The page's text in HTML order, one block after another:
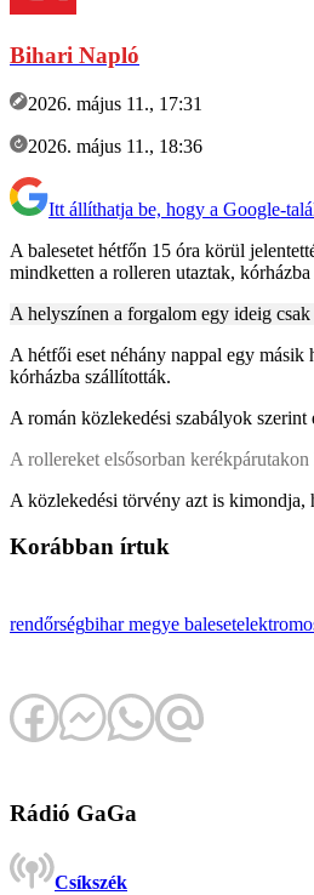
Bihari Napló
2026. május 11., 17:31
2026. május 11., 18:36
Itt állíthatja be, hogy a Google-
A balesetet hétfőn 15 óra körül
mindketten a rolleren utaztak,
A helyszínen a forgalom egy ideig
A hétfői eset néhány nappal egy
kórházba szállították.
A román közlekedési szabályok
A rollereket elsősorban
A közlekedési törvény azt is kimondja,
Korábban írtuk
rendőrségbihar megye baleset
Rádió GaGa
Csíkszék